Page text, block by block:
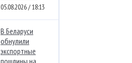
05.08.2026 / 18:13
В Беларуси
обнулили
экспортные
пошлины на